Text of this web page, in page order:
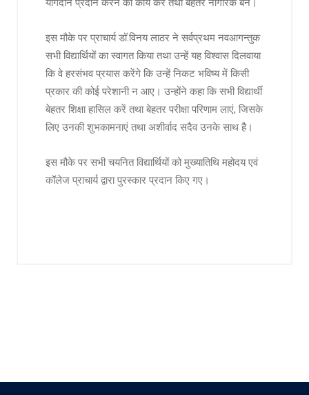
योगदान प्रदान करने का कार्य करें तथा बेहतर नागरिक बनें।
इस मौके पर प्राचार्य डॉ.विनय लाठर ने सर्वप्रथम नवआगन्तुक
सभी विद्यार्थियों का स्वागत किया तथा उन्हें यह विश्वास दिलवाया
कि वे हरसंभव प्रयास करेंगे कि उन्हें निकट भविष्य में किसी
प्रकार की कोई परेशानी न आए। उन्होंने कहा कि सभी विद्यार्थी
बेहतर शिक्षा हासिल करें तथा बेहतर परीक्षा परिणाम लाएं, जिसके
लिए उनकी शुभकामनाएं तथा अशीर्वाद सदैव उनके साथ है।
इस मौके पर सभी चयनित विद्यार्थियों को मुख्यातिथि महोदय एवं
कॉलेज प्राचार्य द्वारा पुरस्कार प्रदान किए गए।